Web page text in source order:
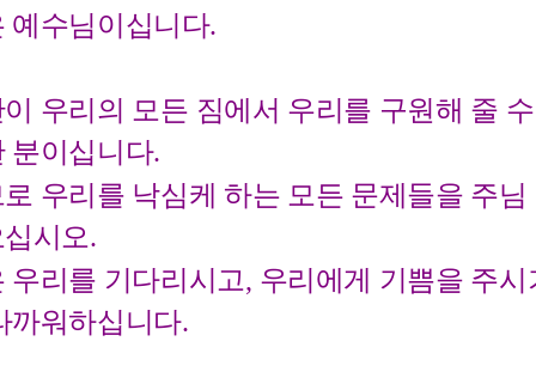
예수님이십니다.
우리의 모든 짐에서 우리를 구원해 줄
분이십니다.
우리를 낙심케 하는 모든 문제들을 주님
시오.
우리를 기다리시고, 우리에게 기쁨을 주시
까워하십니다.